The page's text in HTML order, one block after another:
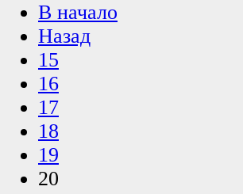
В начало
Назад
15
16
17
18
19
20